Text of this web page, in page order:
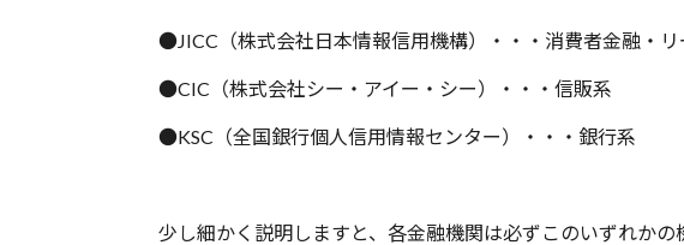
●JICC（株式会社日本情報信用機構）・・・消費者金融
●CIC（株式会社シー・アイー・シー）・・・信販系
●KSC（全国銀行個人信用情報センター）・・・銀行系
少し細かく説明しますと、各金融機関は必ずこのいずれか